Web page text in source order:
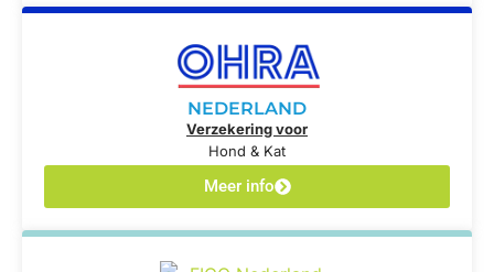
NEDERLAND
Verzekering voor
Hond & Kat
Meer info